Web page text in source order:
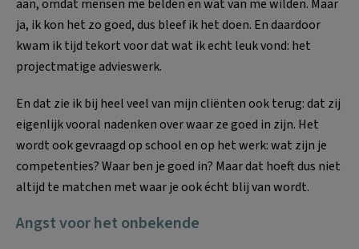
aan, omdat mensen me belden en wat van me wilden. Maar
ja, ik kon het zo goed, dus bleef ik het doen. En daardoor
kwam ik tijd tekort voor dat wat ik echt leuk vond: het
projectmatige advieswerk.
En dat zie ik bij heel veel van mijn cliënten ook terug: dat zij
eigenlijk vooral nadenken over waar ze goed in zijn. Het
wordt ook gevraagd op school en op het werk: wat zijn je
competenties? Waar ben je goed in? Maar dat hoeft dus niet
altijd te matchen met waar je ook écht blij van wordt.
Angst voor het onbekende